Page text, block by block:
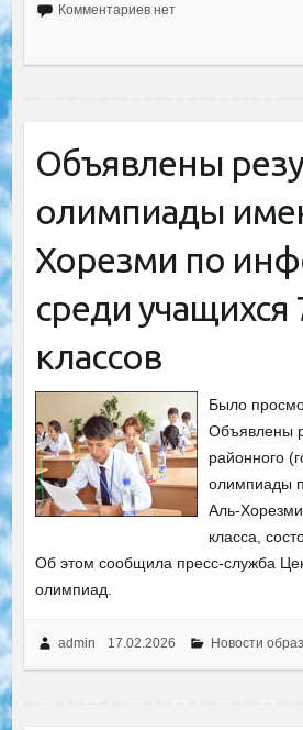
Комментариев нет
Объявлены
олимпиады
Хорезми по
среди учащихся
классов
Было
Объявлены
районного
олимпиады
Аль-
класса,
Об этом сообщила пресс-служба
олимпиад.
admin 17.02.2026 Новости